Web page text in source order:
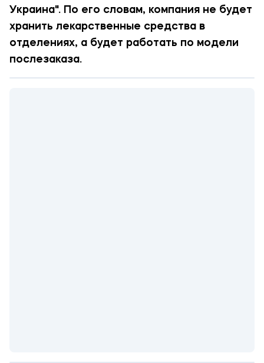
Украина". По его словам, компания не будет
хранить лекарственные средства в
отделениях, а будет работать по модели
послезаказа.